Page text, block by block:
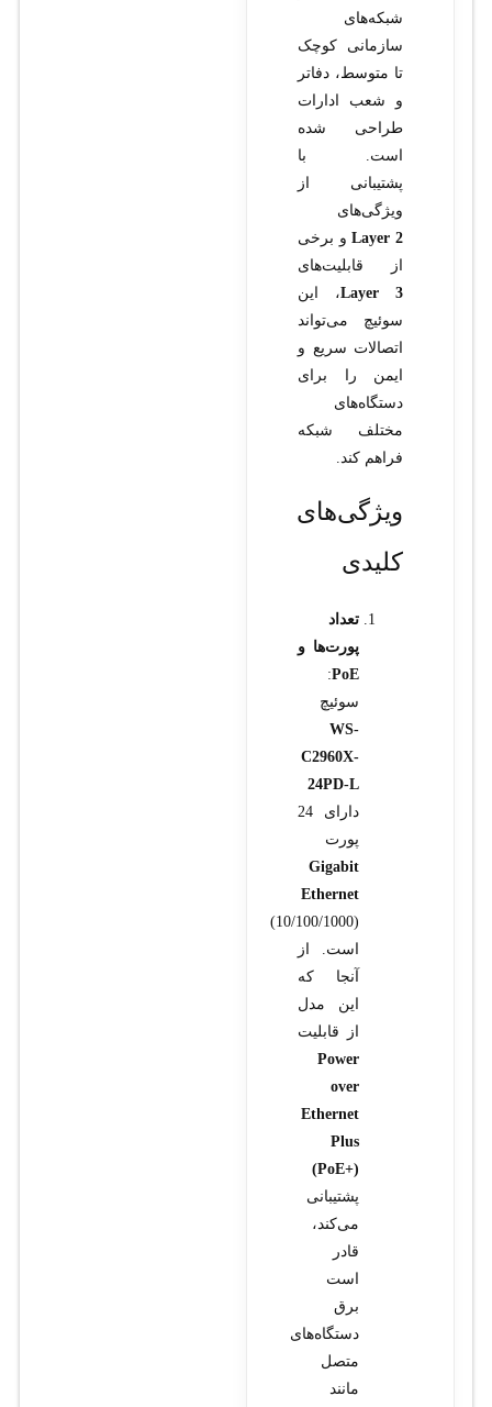
شبکه‌های
سازمانی کوچک
تا متوسط، دفاتر
و شعب ادارات
طراحی شده
است. با
پشتیبانی از
ویژگی‌های
Layer 2و برخی
از قابلیت‌های
Layer 3، این
سوئیچ می‌تواند
اتصالات سریع و
ایمن را برای
دستگاه‌های
مختلف شبکه
فراهم کند.
ویژگی‌های
کلیدی
تعداد
پورت‌ها و
PoE
:
سوئیچ
WS-
C2960X-
24PD-L
دارای 24
پورت
Gigabit
Ethernet
(10/100/1000)
است. از
آنجا که
این مدل
از قابلیت
Power
over
Ethernet
Plus
(PoE+)
پشتیبانی
می‌کند،
قادر
است
برق
دستگاه‌های
متصل
مانند